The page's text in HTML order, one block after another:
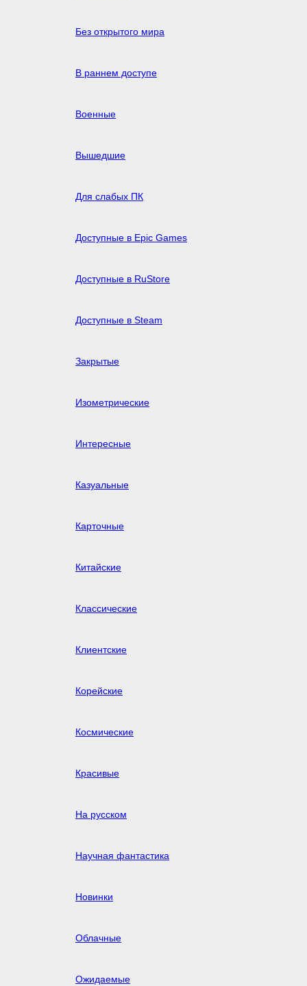
Без открытого мира
В раннем доступе
Военные
Вышедшие
Для слабых ПК
Доступные в Epic Games
Доступные в RuStore
Доступные в Steam
Закрытые
Изометрические
Интересные
Казуальные
Карточные
Китайские
Классические
Клиентские
Корейские
Космические
Красивые
На русском
Научная фантастика
Новинки
Облачные
Ожидаемые